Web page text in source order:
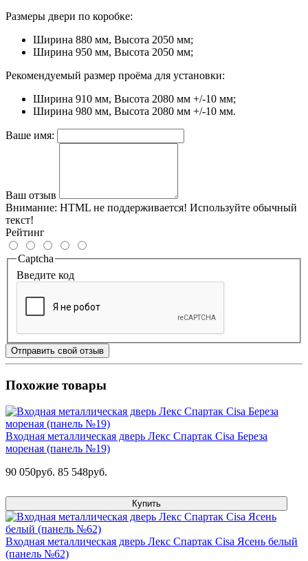
Размеры двери по коробке:
Ширина 880 мм, Высота 2050 мм;
Ширина 950 мм, Высота 2050 мм;
Рекомендуемый размер проёма для установки:
Ширина 910 мм, Высота 2080 мм +/-10 мм;
Ширина 980 мм, Высота 2080 мм +/-10 мм.
Ваше имя:
Ваш отзыв
Внимание: HTML не поддерживается! Используйте обычный
текст!
Рейтинг
Captcha
Введите код
Отправить свой отзыв
Похожие товары
Входная металлическая дверь Лекс Спартак Cisa Береза
мореная (панель №19)
90 050руб. 85 548руб.
Купить
Входная металлическая дверь Лекс Спартак Cisa Ясень белый
(панель №62)